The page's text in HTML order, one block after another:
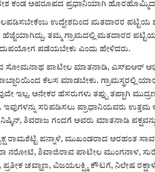
ಕಂಡ ಅಪರೂಪದ ಪ್ರಧಾನಿಯಾಗಿ
ಬಲಪಡಿಸಬೇಕೆಂಬ ಉದ್ದೇಶದಿಂದ ಮತದಾರರ ಪಟ್ಟಿಯ
ತಮ್ಮ ಗ್ರಾಮದಲ್ಲಿ ಮತದಾರರ
ಪಡೆಯಬೇಕು ಎಂದು ಹೇಳಿದರು.
ಸೋಮನಾಥ ಪಾಟೀಲ ಮಾತನಾಡಿ, ಎಸ್‌ಐಆರ್
ಕೆಲಸ ಮಾಡಬೇಕು. ಗ್ರಾಮಸ್ಥರಲ್ಲಿ
ಇಲ್ಲ. ಅನೇಕರ ಹೆಸರುಗಳು ತಪ್ಪು ತಪ್ಪಾಗಿ
ಇವುಗಳನ್ನು ಸರಿಪಡಿಸಲು ಪ್ರಾಧಾನಿಯವರು ಉತ್ತಮ
ಶಿವರಾಜ ಗಂದಗೆ ಅವರು ಮಾತನಾಡಿ
ರಾಮಶೆಟ್ಟಿ ಪನ್ನಾಳೆ, ಮುಖಂಡರಾದ ಅರಹಂತ
ನರೋಟೆ, ಶಿವಾಜಿರಾವ ಪಾಟೀಲ ಮುಂಗನಾಳ,
ಚವ್ಹಾಣ, ವಿಜಯಲಕ್ಷ್ಮಿ ಕೌಟಗೆ, ನಿಲೇಷ